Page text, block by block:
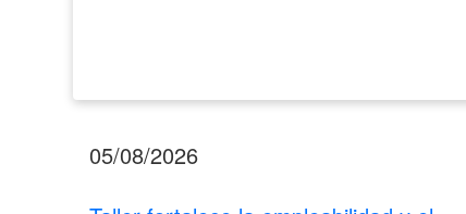
05/08/2026